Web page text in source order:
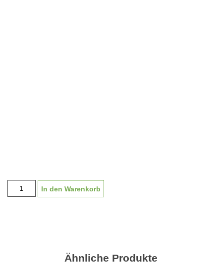
Tyvek-
Kontrollarmbänder
In den Warenkorb
Ähnliche Produkte